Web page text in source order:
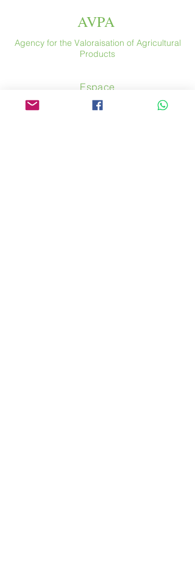
AVPA
Agency for the Valoraisation of Agricultural
Products
Espace
46 rue Saint Antoine
75004 Paris